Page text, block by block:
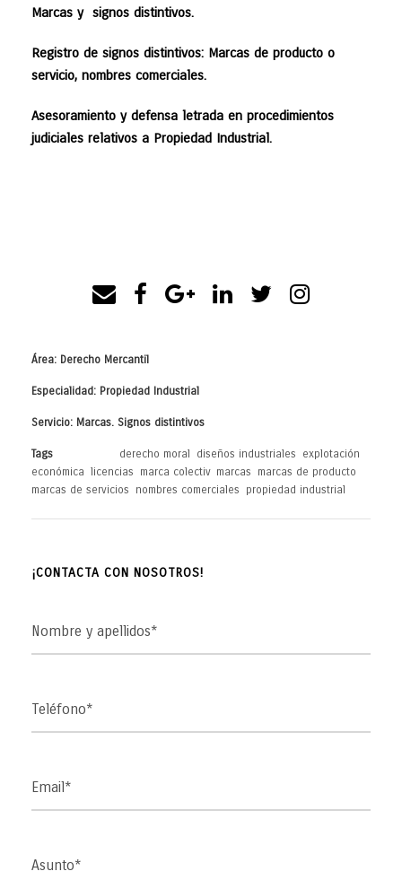
Marcas y signos distintivos.
Registro de signos distintivos: Marcas de producto o
servicio, nombres comerciales.
Asesoramiento y defensa letrada en procedimientos
judiciales relativos a Propiedad Industrial.
Área: Derecho Mercantil
Especialidad: Propiedad Industrial
Servicio: Marcas. Signos distintivos
Tags derecho moral diseños industriales
explotación
económica licencias marca colectiv, marcas marcas de producto
marcas de servicios
nombres comerciales propiedad industrial
¡CONTACTA CON NOSOTROS!